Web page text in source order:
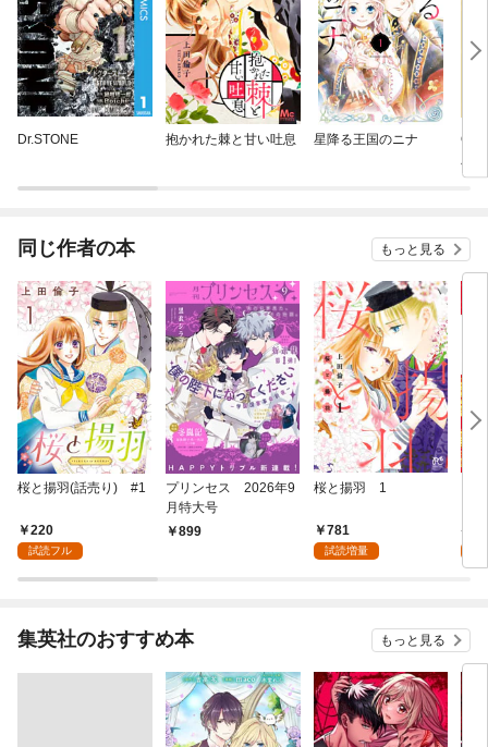
Dr.STONE 抱かれた棘と甘い吐息 星降る王国のニナ
版
同じ作者の本 もっと見る
桜と揚羽(話売り) #1
220
試読フル
プリンセス 2026年9
月特大号
899
桜と揚羽 1
781
試読増量
集英社のおすすめ本 もっと見る